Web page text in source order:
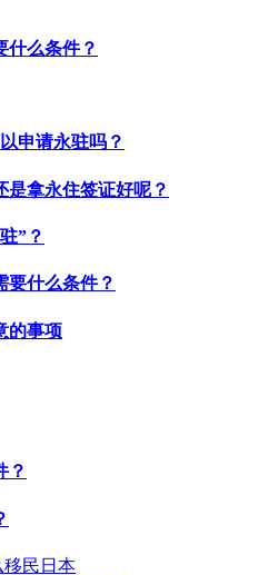
什么条件？
申请永驻吗？
是拿永住签证好呢？
”？
要什么条件？
的事项
？
移民日本